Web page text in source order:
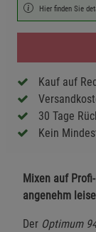
Hier finden Sie
Kauf auf
30 Tage
Kein
Mixen auf
angenehm leise
Der Optimum